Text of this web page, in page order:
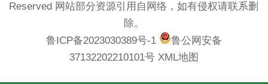
Reserved 网站部分资源引用自网络，如有侵权请联系删
除。
鲁ICP备2023030389号-1
鲁公网安备
37132202210101号 XML地图